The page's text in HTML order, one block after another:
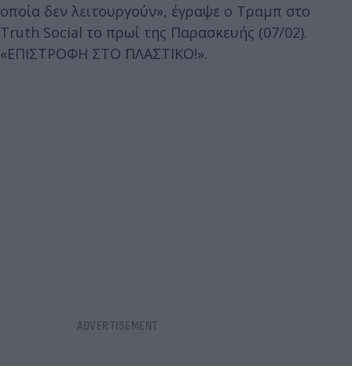
οποία δεν λειτουργούν», έγραψε ο Τραμπ στο
Truth Social το πρωί της Παρασκευής (07/02).
«ΕΠΙΣΤΡΟΦΗ ΣΤΟ ΠΛΑΣΤΙΚΟ!».